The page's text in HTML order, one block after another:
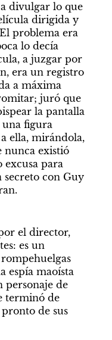
divulgar lo que
dirigida y
problema era
lo decía
a juzgar por
era un registro
a máxima
juró que
la pantalla
figura
ella, mirándola,
nunca existió
excusa para
secreto con Guy
el director,
es un
espía maoísta
personaje de
terminó de
de sus